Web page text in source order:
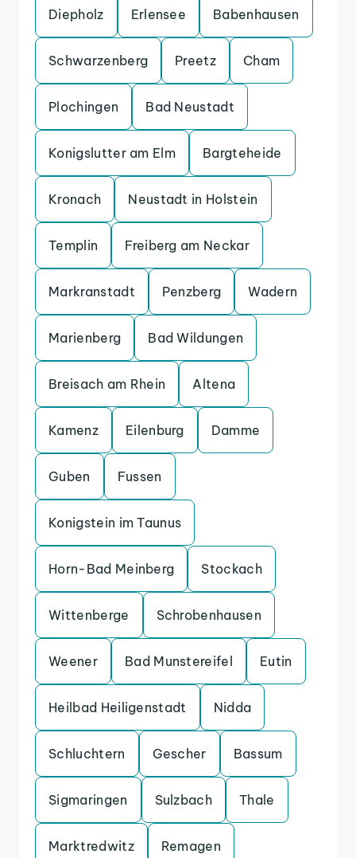
Diepholz Erlensee Babenhausen
Schwarzenberg Preetz Cham
Plochingen Bad Neustadt
Konigslutter am Elm Bargteheide
Kronach Neustadt in Holstein
Templin Freiberg am Neckar
Markranstadt Penzberg Wadern
Marienberg Bad Wildungen
Breisach am Rhein Altena
Kamenz Eilenburg Damme
Guben Fussen
Konigstein im Taunus
Horn-Bad Meinberg Stockach
Wittenberge Schrobenhausen
Weener Bad Munstereifel Eutin
Heilbad Heiligenstadt Nidda
Schluchtern Gescher Bassum
Sigmaringen Sulzbach Thale
Marktredwitz Remagen